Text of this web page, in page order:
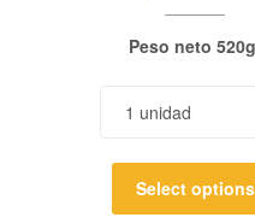
Peso neto
Select options